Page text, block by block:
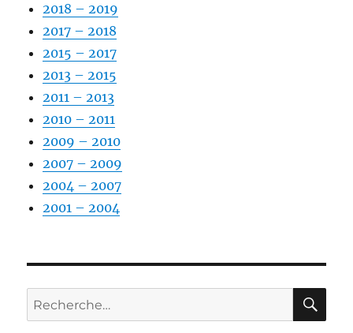
2018 – 2019
2017 – 2018
2015 – 2017
2013 – 2015
2011 – 2013
2010 – 2011
2009 – 2010
2007 – 2009
2004 – 2007
2001 – 2004
Recherche
pour